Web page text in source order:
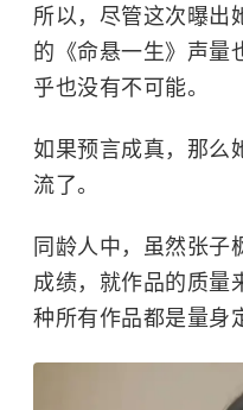
所以，尽管这次曝出
的《命悬一生》声量
乎也没有不可能。
如果预言成真，那么
流了。
同龄人中，虽然张子
成绩，就作品的质量
种所有作品都是量身